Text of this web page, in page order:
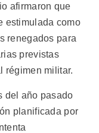
afirmaron que
estimulada como
renegados para
previstas
régimen militar.
del año pasado
planificada por